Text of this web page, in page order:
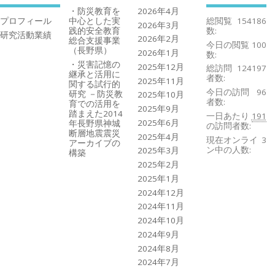
プロフィール
研究活動業績
・防災教育を
中心とした実
践的安全教育
総合支援事業
（長野県）
・災害記憶の
継承と活用に
関する試行的
研究 －防災教
育での活用を
踏まえた2014
年長野県神城
断層地震震災
アーカイブの
構築
2026年4月
2026年3月
2026年2月
2026年1月
2025年12月
2025年11月
2025年10月
2025年9月
2025年6月
2025年4月
2025年3月
2025年2月
2025年1月
2024年12月
2024年11月
2024年10月
2024年9月
2024年8月
2024年7月
154186
総閲覧
数:
100
今日の閲覧
数:
124197
総訪問
者数:
96
今日の訪問
者数:
191
一日あたり
の訪問者数:
3
現在オンライ
ン中の人数: